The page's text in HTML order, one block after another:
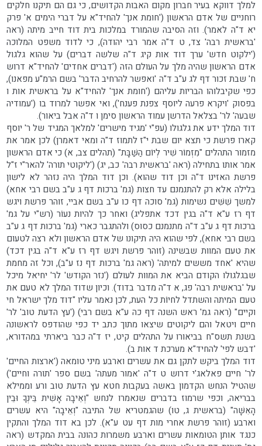
למלך דווקא בעיר חברון מקום האבות הקדושים, כי גם הם תיקנו חלקים
רוחניים של אדם הראשון ('חומת אנך' להחיד"א על דברי הימים א' פרק
יא ד"ה לאמר). וזה הסיבה שהמורד במלכות בית דוד חייב מיתה (ראה
'בראשית רבה' צד, ט ד"ה אמר רבי יהודה), כי לדוד משפט המלוכה
('ילקוט חדש' ערך דוד אות קיג ד"ה שלשה דברים) על שהוא גלגול
אדם הראשון שהיה מלך על העולם הזה ('דברים אחדים' להחיד"א דרוש
ח' שבת זכור דף לג ע"ב ד"ה 'ואפשר להרחיב הדבר' בשם הרמ"ע מפאנו),
כפי שקיבלוהו הבריות עליהם ('חומת אנך' להחיד"א על בראשית אות ו
בפסוק 'ויקרא פרעה ליוסף צפנת פענח'), ואי אפשר למרוד בו ('עמודיה
שבעה' לר' בצלאל הדרשן עמוד הראשון סימן ו ד"ה אבל ביאור).
דוד המלך ידע את גלגולו (עפ"י 'מגיד מישרים' למלאך המגיד של ר' יוסף
קארו פרשת כי תצא יום שבת י"ז לתמוז ד"ה ומאי דאמרן) לכן אמר את
מזמור התהלים "מִזְמוֹר שִׁיר לְיוֹם הַשַּׁבָּת" (תהלים צב, א) כי אדם הראשון
אמר אותו בתחילה (ראה 'בראשית רבה' כב, יג) ('ליקוטי תורה' להאר"י ז"ל
פרשת האזינו ד"ה וכן דוד שהוא). וכן דוד המלך היה נזהר לא לישון
בלילה אלא רק להתנמנם עד חצות (גמ' ברכות דף ג ע"ב בשם רבי אחא)
למשך שִׁשִּׁים נשימות (גמ' סוכה דף כו ע"ב בשם אביי, זוהר פרשת ויגש
דף רז ע"א ד"ה בגין דכד אתפליג) ואחר כך להיות נעוֹר (רש"י על גמ'
ברכות דף ג ע"ב ד"ה מתנמנם כסוס) ולהתגבר כארי (גמ' ברכות דף ג ע"ב
בשם רבי אחא), לפי שהוא היה תיקונו של אדם הראשון ולא רצה לטעום
את טעם המוות שבשינה (זוהר פרשת ויגש דף רז ע"א ד"ה בגין דכד)
שהיא 'אחד מששים למיתה' (ראה גמ' ברכות דף נז ע"ב), וכל זה מחמת
שבגלגולו הקודם הביא את המוות לעולם ('נזר הקודש' לר' יחיאל מיכל
על 'בראשית רבה' פג, א ד"ה מדבר בדוד). וכיון שדוד המלך לא טעם את
טעם המיתה והשתדל לחיוֹת כל העת, לכן נאמר עליו "דוד מלך ישראל חי
וקיים" (ראה גמ' ראש השנה דף כה ע"א בשם רבי) ('עץ הדעת טוב' לר'
חיים ויטאל והם ליקוטים שיצאו מתוך כתב יד כפי שהודפס לראשונה
בשנת תשס"ח בביאורו על התהלים קיט, יז ד"ה כבר ביארתי במהדורא,
'דבש לפי' להחיד"א מערכת ד אות ב).
דוד המלך ביקש לתקן גם את עשרים וארבע מיני טומאה ('ארצות החיים'
לר' חיים פאלאג'י דרוש ט ד"ה 'אמור מעתה' בשם ספר 'תורה וחיים')
שהטיל הנחש הקדמון באשה בעקבות חטא עץ הדעת טוב ורע וממילא
בבריאה, וכפי שרמוז בדברים שנאמרו לנחש "וְאֵיבָה אָשִׁית בֵּינְךָ וּבֵין
הָאִשָּׁה" (בראשית ג, טו) שהגמטריא של התיבה "וְאֵיבָה" היא עשרים
וארבע (זוהר פרשת אחרי מות דף עט ע"א). לכן בא דוד המלך והתקין
כנגד אותן הטומאות עשרים וארבע משמרות כהונה בבית המקדש (ראה